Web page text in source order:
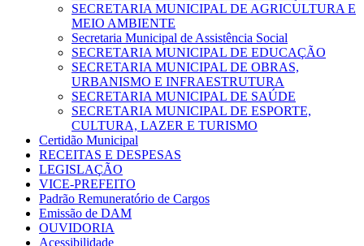
SECRETARIA MUNICIPAL DE AGRICULTURA E
MEIO AMBIENTE
Secretaria Municipal de Assistência Social
SECRETARIA MUNICIPAL DE EDUCAÇÃO
SECRETARIA MUNICIPAL DE OBRAS,
URBANISMO E INFRAESTRUTURA
SECRETARIA MUNICIPAL DE SAÚDE
SECRETARIA MUNICIPAL DE ESPORTE,
CULTURA, LAZER E TURISMO
Certidão Municipal
RECEITAS E DESPESAS
LEGISLAÇÃO
VICE-PREFEITO
Padrão Remuneratório de Cargos
Emissão de DAM
OUVIDORIA
Acessibilidade